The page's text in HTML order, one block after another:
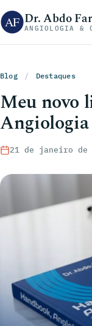
Pular para o
Dr. Abdo
ANGIOLOGIA &
Blog / Destaques
Meu novo
21 de janeiro de